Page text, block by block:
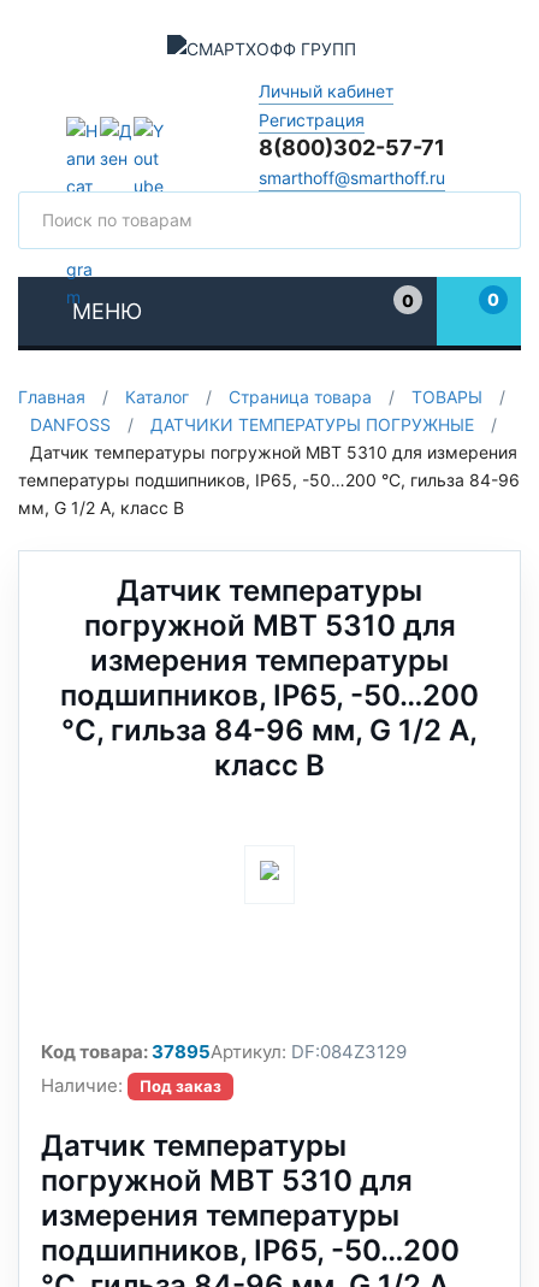
Личный кабинет
Регистрация
8(800)302-57-71
smarthoff@smarthoff.ru
МЕНЮ
0
0
Главная / Каталог / Страница товара / ТОВАРЫ
/
DANFOSS
/ ДАТЧИКИ ТЕМПЕРАТУРЫ ПОГРУЖНЫЕ
/
Датчик температуры погружной MBT 5310 для измерения
температуры подшипников, IP65, -50…200 °C, гильза 84-96
мм, G 1/2 A, класс B
Датчик температуры
погружной MBT 5310 для
измерения температуры
подшипников, IP65, -50…200
°C, гильза 84-96 мм, G 1/2 A,
класс B
Код товара:37895Артикул: DF:084Z3129
Наличие:
Под заказ
Датчик температуры
погружной MBT 5310 для
измерения температуры
подшипников, IP65, -50…200